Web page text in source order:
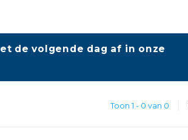
de volgende dag af in onze
Toon 1 - 0 van 0